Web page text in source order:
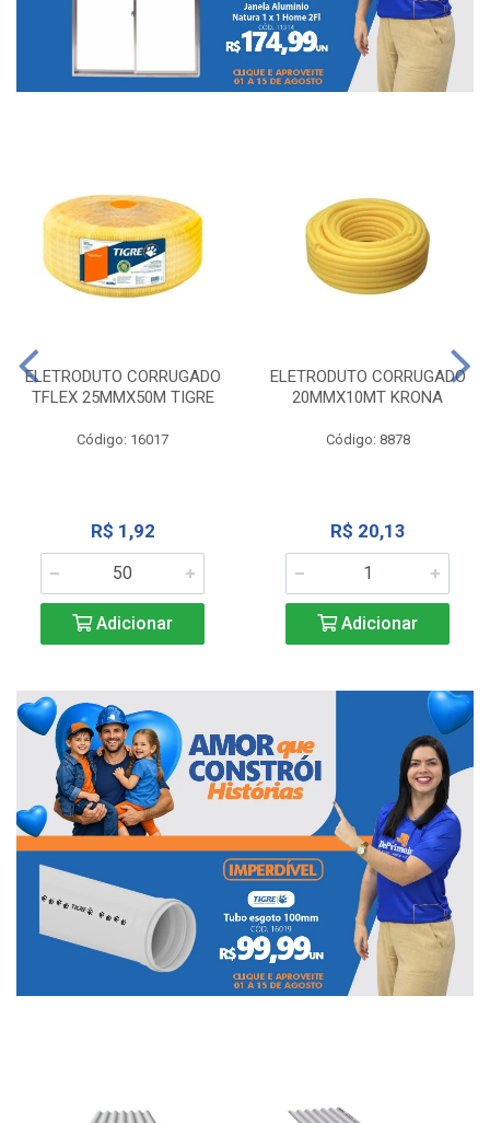
ELETRODUTO CORRUGADO
TFLEX 25MMX50M TIGRE
Código: 16017
R$ 1,92
Adicionar
ELETRODUTO CORRUGADO
20MMX10MT KRONA
Código: 8878
R$ 20,13
Adicionar